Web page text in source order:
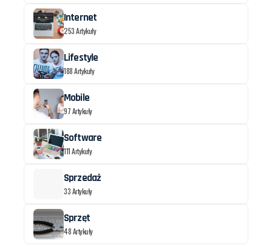
Internet
253 Artykuły
Lifestyle
188 Artykuły
Mobile
97 Artykuły
Software
111 Artykuły
Sprzedaż
33 Artykuły
Sprzęt
48 Artykuły